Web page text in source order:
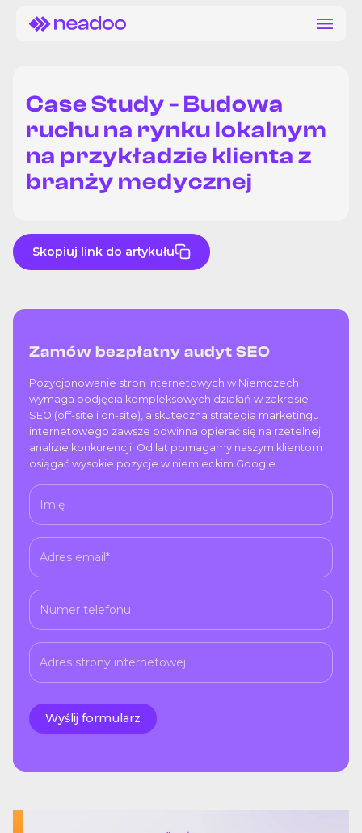
Case Study - Budowa
ruchu na rynku lokalnym
na przykładzie klienta z
branży medycznej
Skopiuj link do artykułu
Zamów bezpłatny audyt SEO
Pozycjonowanie stron internetowych w Niemczech
wymaga podjęcia kompleksowych działań w zakresie
SEO (off-site i on-site), a skuteczna strategia marketingu
internetowego zawsze powinna opierać się na rzetelnej
analizie konkurencji. Od lat pomagamy naszym klientom
osiągać wysokie pozycje w niemieckim Google.